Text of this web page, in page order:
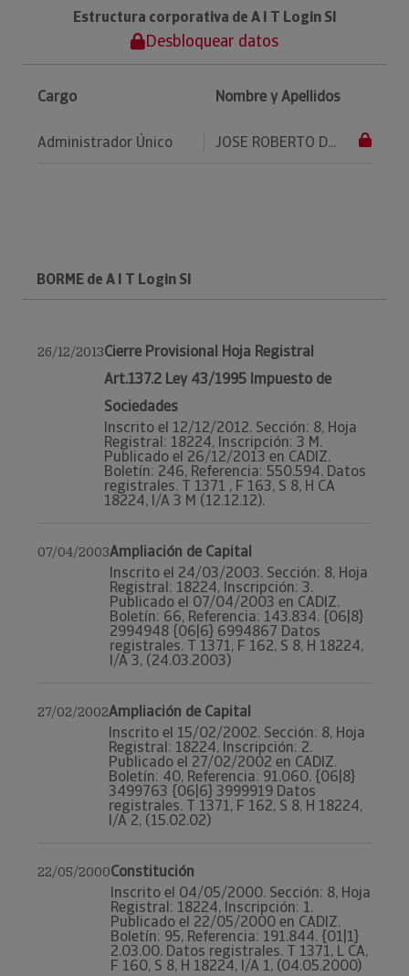
Estructura corporativa de A I T Login Sl
Desbloquear datos
Cargo Nombre y Apellidos
Administrador Único JOSE ROBERTO D...
BORME de A I T Login Sl
26/12/2013Cierre Provisional Hoja Registral
Art.137.2 Ley 43/1995 Impuesto de
Sociedades
Inscrito el 12/12/2012. Sección: 8, Hoja
Registral: 18224, Inscripción: 3 M.
Publicado el 26/12/2013 en CADIZ.
Boletín: 246, Referencia: 550.594. Datos
registrales. T 1371 , F 163, S 8, H CA
18224, I/A 3 M (12.12.12).
07/04/2003Ampliación de Capital
Inscrito el 24/03/2003. Sección: 8, Hoja
Registral: 18224, Inscripción: 3.
Publicado el 07/04/2003 en CADIZ.
Boletín: 66, Referencia: 143.834. {06|8}
2994948 {06|6} 6994867 Datos
registrales. T 1371, F 162, S 8, H 18224,
I/A 3, (24.03.2003)
27/02/2002Ampliación de Capital
Inscrito el 15/02/2002. Sección: 8, Hoja
Registral: 18224, Inscripción: 2.
Publicado el 27/02/2002 en CADIZ.
Boletín: 40, Referencia: 91.060. {06|8}
3499763 {06|6} 3999919 Datos
registrales. T 1371, F 162, S 8, H 18224,
I/A 2, (15.02.02)
22/05/2000Constitución
Inscrito el 04/05/2000. Sección: 8, Hoja
Registral: 18224, Inscripción: 1.
Publicado el 22/05/2000 en CADIZ.
Boletín: 95, Referencia: 191.844. {01|1}
2.03.00. Datos registrales. T 1371, L CA,
F 160, S 8, H 18224, I/A 1, (04.05.2000)